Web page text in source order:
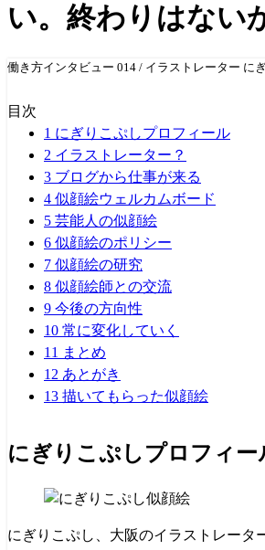
い。終わりはない
働き方インタビュー 014 / イラストレーター に
目次
1 にぎりこぷしプロフィール
2 イラストレーター？
3 ブログから仕事が来る
4 似顔絵ウェルカムボード
5 芸能人の似顔絵
6 似顔絵のポリシー
7 似顔絵の研究
8 似顔絵師との交流
9 今後の方向性
10 常に変化していく
11 まとめ
12 あとがき
13 描いてもらった似顔絵
にぎりこぷしプロフィー
にぎりこぷし、大阪のイラストレータ